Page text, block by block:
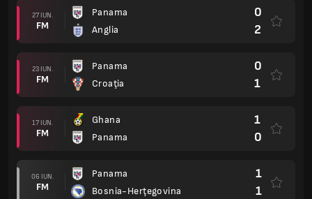
27 IUN.
FM
Panama
Anglia
0
2
23 IUN.
FM
Panama
Croaţia
0
1
17 IUN.
FM
Ghana
Panama
1
0
06 IUN.
FM
Panama
Bosnia-Herţegovina
1
1